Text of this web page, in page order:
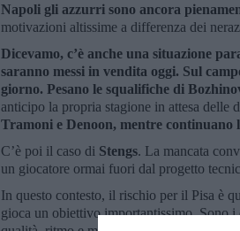
Napoli gli azzurri sono ancora
motivazioni altissime a differenza dei
Dicevamo, c’è anche una situazione
saranno messi in vendita oggi. Sul
giorno. Pesano le squalifiche di
anticipo la propria stagione in attesa delle
Tramoni e Denoon, mentre
C’è poi il caso di Stengs. La mancata
un giocatore ormai fuori dal progetto
In questo contesto, il rischio per il Pisa è
gioca un obiettivo importantissimo. Sono i